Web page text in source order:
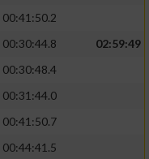
00:41:50.2
00:30:44.8
02:59:49
00:30:48.4
00:31:44.0
00:41:50.7
00:44:41.5